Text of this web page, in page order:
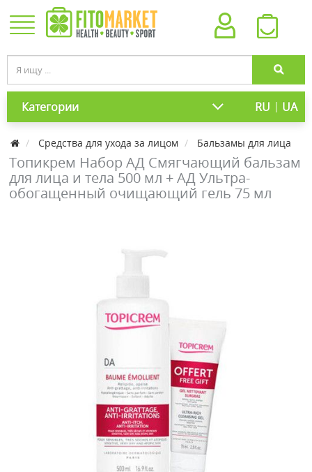
Категории RU | UA
Средства для ухода за лицом Бальзамы для лица
Toпикрем Набор АД Смягчающий бальзам
для лица и тела 500 мл + АД Ультра-
обогащенный очищающий гель 75 мл